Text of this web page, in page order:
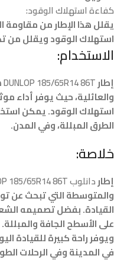
كفاءة استهلاك الوقود:
يقلل هذا الإطار من
استهلاك الوقود ويقلل من
الاستخدام:
إطارDUNLOP 185/65R14 86T
والعائلية، حيث يوفر أداء
استهلاك الوقود. يمكن
الطرق المبللة، وفي المدن.
خلاصة:
إطاردانلوب DUNLOP 185/65R14 86T
والمتوسطة التي تبحث عن
القيادة. بفضل تصميمه
على الأسطح الجافة
ويوفر راحة كبيرة للقيادة
في المدينة وفي الرحلات